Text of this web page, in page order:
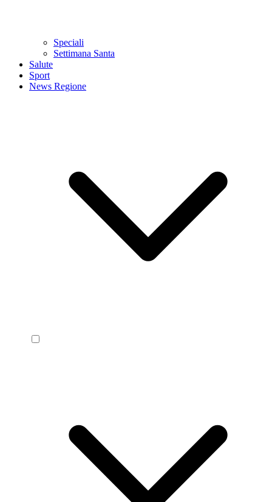
Speciali
Settimana Santa
Salute
Sport
News Regione